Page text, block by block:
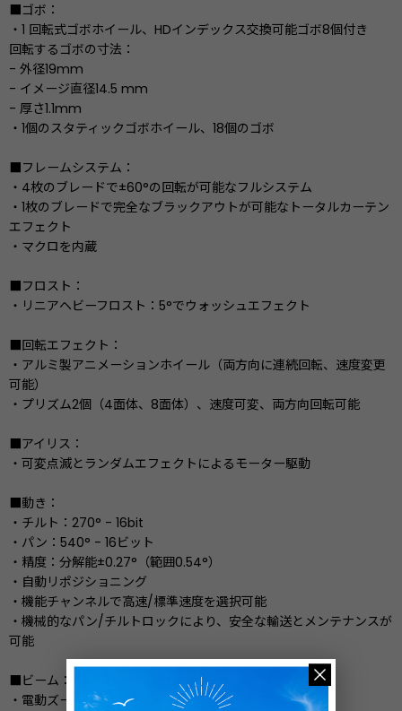
■ゴボ：
・1 回転式ゴボホイール、HDインデックス交換可能ゴボ8個付き
回転するゴボの寸法：
- 外径19mm
- イメージ直径14.5 mm
- 厚さ1.1mm
・1個のスタティックゴボホイール、18個のゴボ
■フレームシステム：
・4枚のブレードで±60°の回転が可能なフルシステム
・1枚のブレードで完全なブラックアウトが可能なトータルカーテン
エフェクト
・マクロを内蔵
■フロスト：
・リニアヘビーフロスト：5°でウォッシュエフェクト
■回転エフェクト：
・アルミ製アニメーションホイール（両方向に連続回転、速度変更
可能）
・プリズム2個（4面体、8面体）、速度可変、両方向回転可能
■アイリス：
・可変点滅とランダムエフェクトによるモーター駆動
■動き：
・チルト：270° - 16bit
・パン：540° - 16ビット
・精度：分解能±0.27°（範囲0.54°）
・自動リポジショニング
・機能チャンネルで高速/標準速度を選択可能
・機械的なパン/チルトロックにより、安全な輸送とメンテナンスが
可能
■ビーム：
・電動ズーム、フォーカス